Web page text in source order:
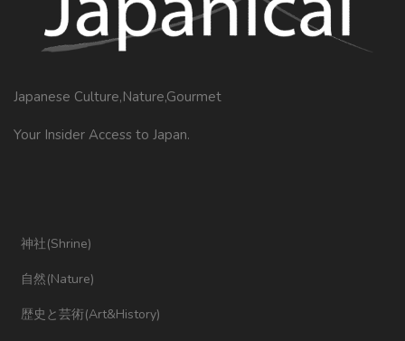
Japanese Culture,Nature,Gourmet
Your Insider Access to Japan.
神社(Shrine)
自然(Nature)
歴史と芸術(Art&History)